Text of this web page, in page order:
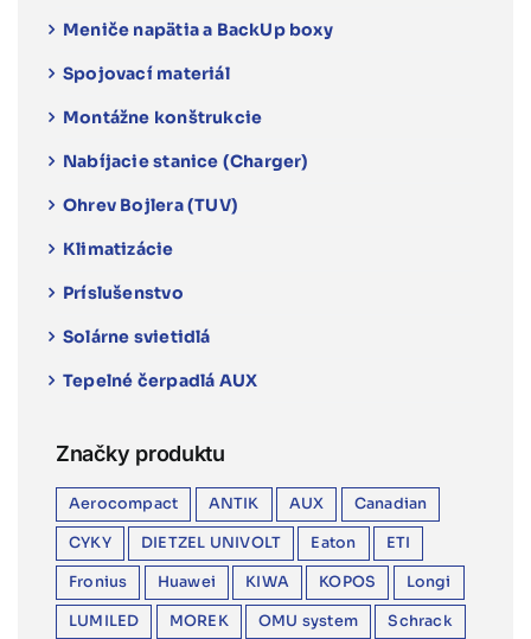
Meniče napätia a BackUp boxy
Spojovací materiál
Montážne konštrukcie
Nabíjacie stanice (Charger)
Ohrev Bojlera (TUV)
Klimatizácie
Príslušenstvo
Solárne svietidlá
Tepelné čerpadlá AUX
Značky produktu
Aerocompact ANTIK AUX Canadian
CYKY DIETZEL UNIVOLT Eaton ETI
Fronius Huawei KIWA KOPOS Longi
LUMILED MOREK OMU system Schrack